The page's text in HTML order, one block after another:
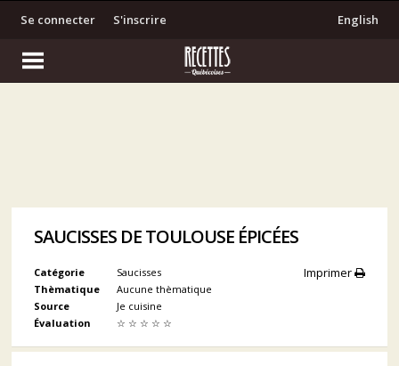
S'inscrire
Se connecter English
SAUCISSES DE TOULOUSE ÉPICÉES
Imprimer
Catégorie
Saucisses
Thèmatique
Aucune thèmatique
Source
Je cuisine
Évaluation
☆ ☆ ☆ ☆ ☆